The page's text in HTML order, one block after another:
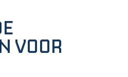
VOOR